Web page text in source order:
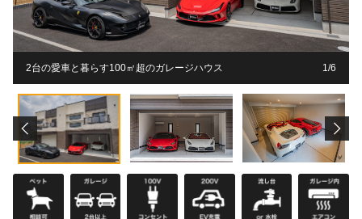
2台の愛車と暮らす100㎡超のガレージハウス 1/6
1 6
1 6
1 6
1 6
1 6